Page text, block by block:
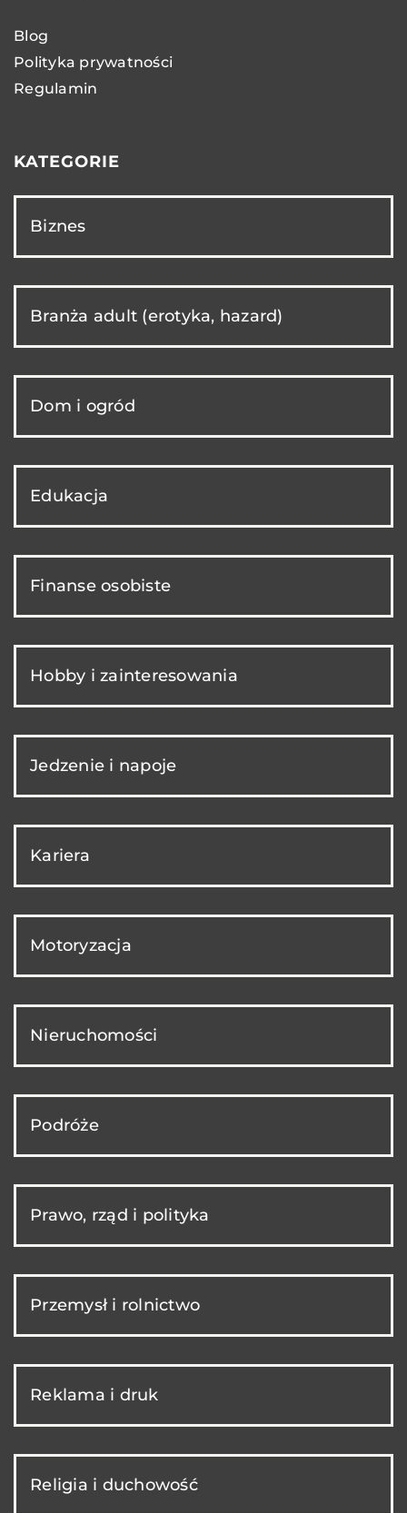
Blog
Polityka prywatności
Regulamin
KATEGORIE
Biznes
Branża adult (erotyka, hazard)
Dom i ogród
Edukacja
Finanse osobiste
Hobby i zainteresowania
Jedzenie i napoje
Kariera
Motoryzacja
Nieruchomości
Podróże
Prawo, rząd i polityka
Przemysł i rolnictwo
Reklama i druk
Religia i duchowość